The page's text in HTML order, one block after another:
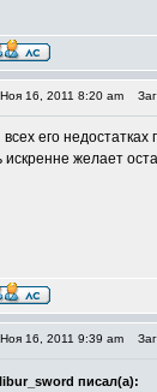
16, 2011 8:20 am
его
желает
16, 2011 9:39 am
писал(а):